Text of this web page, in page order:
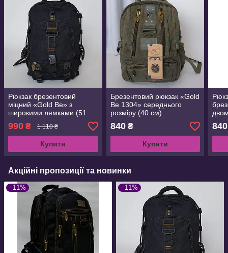
Рюкзак брезентовий
міцний «Gold Be» з
широкими лямками (51
990 ₴ 1 110 ₴
Купити
Брезентовий рюкзак «Gold
Be 1304» середнього
розміру (40 см)
840₴
Купити
см)
840
Акційні пропозиції та новинки
–11% –11%